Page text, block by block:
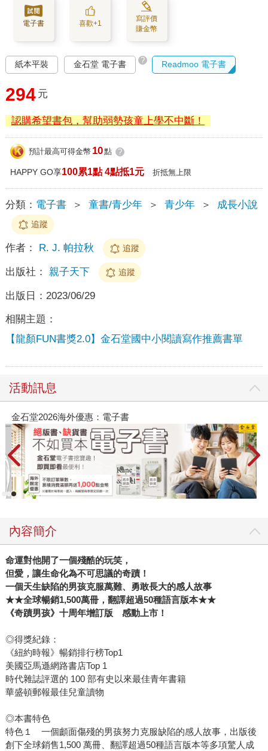
電子書 喜歡+1
寫評價
賺金幣
紙本平裝 金石堂 電子書 ? Readmoo 電子書
294 元
認購希望書包，幫助弱勢孩童上學不中斷！
預計最高可得金幣 10點 ?
HAPPY GO享100累1點 4點抵1元 折抵無上限
分類： 電子書 ＞ 童書/青少年 ＞ 青少年 ＞ 成長小說
追蹤
作者： R. J. 帕拉秋 追蹤
出版社： 親子天下 追蹤
出版日： 2023/06/29
相關主題：
【龍顏FUN書獎2.0】金石堂國中小閱讀寫作推薦書單
活動訊息
春光ｘ奇幻基地｜全書系展
內容簡介
命運對他開了一個殘酷的玩笑，
但愛，讓生命化為不可思議的奇蹟！
一個天生缺陷的男孩克服萬難、勇敢長大的感人故事
★★全球暢銷1,500萬冊，翻譯超過50種語言版本★★
《奇蹟男孩》十周年增訂版 感動上市！
◎得獎紀錄：
《紐約時報》暢銷排行榜Top1
美國亞馬遜網路書店Top 1
時代雜誌評選的 100 部有史以來最佳青年書籍
華盛頓郵報最佳兒童讀物
◎本書特色
特色１ 一個顱面傷殘的男孩努力克服缺陷的感人故事，出版後
創下全球銷售1,500 萬冊、翻譯超過50種語言版本等多項驚人成